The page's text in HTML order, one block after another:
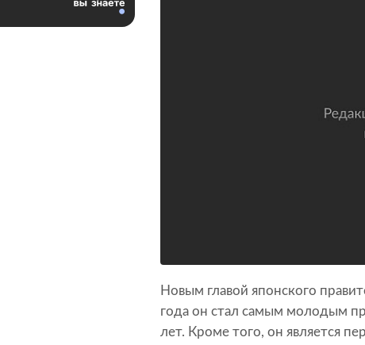
Новым главой японского
года он стал самым молодым
лет. Кроме того, он является